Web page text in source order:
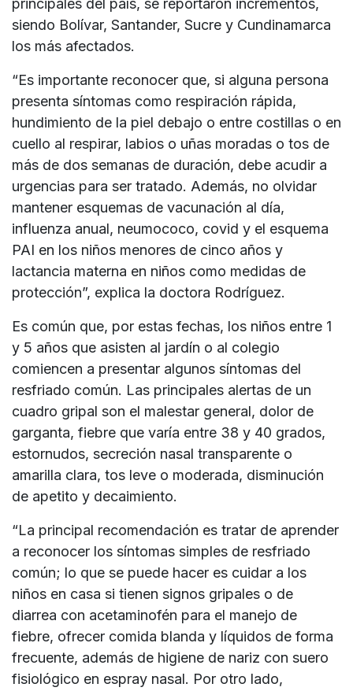
principales del país, se reportaron incrementos,
siendo Bolívar, Santander, Sucre y Cundinamarca
los más afectados.
“Es importante reconocer que, si alguna persona
presenta síntomas como respiración rápida,
hundimiento de la piel debajo o entre costillas o en
cuello al respirar, labios o uñas moradas o tos de
más de dos semanas de duración, debe acudir a
urgencias para ser tratado. Además, no olvidar
mantener esquemas de vacunación al día,
influenza anual, neumococo, covid y el esquema
PAI en los niños menores de cinco años y
lactancia materna en niños como medidas de
protección”, explica la doctora Rodríguez.
Es común que, por estas fechas, los niños entre 1
y 5 años que asisten al jardín o al colegio
comiencen a presentar algunos síntomas del
resfriado común. Las principales alertas de un
cuadro gripal son el malestar general, dolor de
garganta, fiebre que varía entre 38 y 40 grados,
estornudos, secreción nasal transparente o
amarilla clara, tos leve o moderada, disminución
de apetito y decaimiento.
“La principal recomendación es tratar de aprender
a reconocer los síntomas simples de resfriado
común; lo que se puede hacer es cuidar a los
niños en casa si tienen signos gripales o de
diarrea con acetaminofén para el manejo de
fiebre, ofrecer comida blanda y líquidos de forma
frecuente, además de higiene de nariz con suero
fisiológico en espray nasal. Por otro lado,